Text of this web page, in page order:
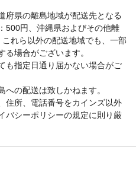
府県の離島地域が配送先となる
500円、沖縄県およびその他離
れら以外の配送地域でも、一部
場合がございます。
も指定日通り届かない場合がご
の配送は致しかねます。
住所、電話番号をカインズ以外
バシーポリシーの規定に則り厳